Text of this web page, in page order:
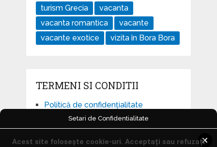
turism Grecia
vacanta
vacanta romantica
vacante
vacante exotice
vizita în Bora Bora
TERMENI SI CONDITII
Politică de confidențialitate
Politică privind fișierele cookies
Setari de Confidentialitate
Acest site folosește cookie-uri. Acceptați sau refuzați